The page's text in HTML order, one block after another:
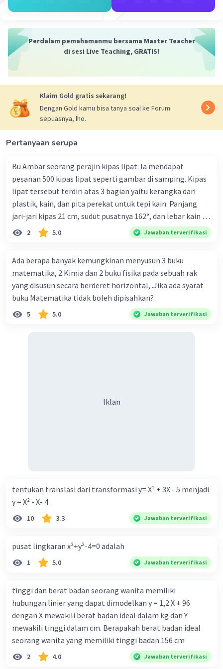
Perdalam pemahamanmu bersama Master Teacher
di sesi Live Teaching, GRATIS!
Klaim Gold gratis sekarang!
Dengan Gold kamu bisa tanya soal ke Forum
sepuasnya, lho.
Pertanyaan serupa
Bu Ambar seorang perajin kipas lipat. la mendapat
pesanan 500 kipas lipat seperti gambar di samping. Kipas
lipat tersebut terdiri atas 3 bagian yaitu kerangka dari
plastik, kain, dan pita perekat untuk tepi kain. Panjang
jari-jari kipas 21 cm, sudut pusatnya 162°, dan lebar kain 14
cm. Biaya kerangka dan tali sebesar Rp1.800,00 per buah,
kain sebesar Rp40.000,00/m², dan pita perekat
Rp6.500,00 per buah. Tentukan total keuntungan yang
diperoleh Bu Ambar.
2 5.0 Jawaban terverifikasi
Ada berapa banyak kemungkinan menyusun 3 buku
matematika, 2 Kimia dan 2 buku fisika pada sebuah rak
yang disusun secara berderet horizontal, .Jika ada syarat
buku Matematika tidak boleh dipisahkan?
5 5.0 Jawaban terverifikasi
Iklan
tentukan translasi dari transformasi y= X² + 3X - 5 menjadi
y = X² - X- 4
10 3.3 Jawaban terverifikasi
pusat lingkaran x²+y²-4=0 adalah
1 5.0 Jawaban terverifikasi
tinggi dan berat badan seorang wanita memiliki
hubungan linier yang dapat dimodelkan y = 1,2 X + 96
dengan X mewakili berat badan ideal dalam kg dan Y
mewakili tinggi dalam cm. Berapakah berat badan ideal
seorang wanita yang memiliki tinggi badan 156 cm
2 4.0 Jawaban terverifikasi